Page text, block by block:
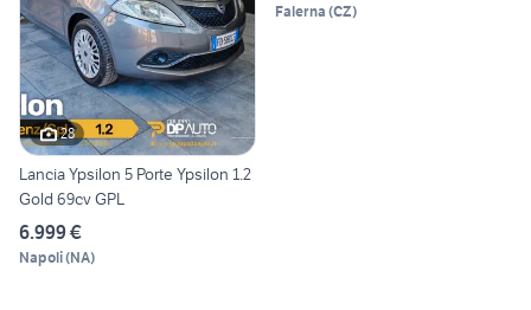
28
Lancia Ypsilon 5 Porte Ypsilon 1.2
Gold 69cv GPL
6.999 €
Napoli(NA)
Falerna (CZ)